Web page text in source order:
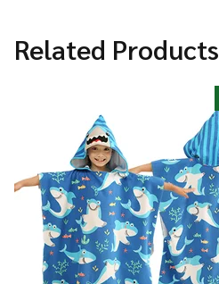
Related Products